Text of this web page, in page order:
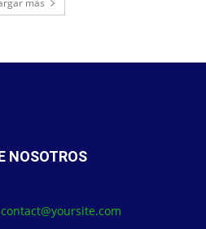
NOSOTROS
contact@yoursite.com